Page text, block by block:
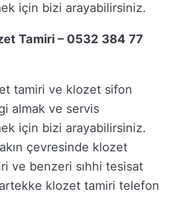
için bizi arayabilirsiniz.
Tamiri – 0532 384 77
tamiri ve klozet sifon
almak ve servis
için bizi arayabilirsiniz.
çevresinde klozet
ve benzeri sıhhi tesisat
klozet tamiri telefon